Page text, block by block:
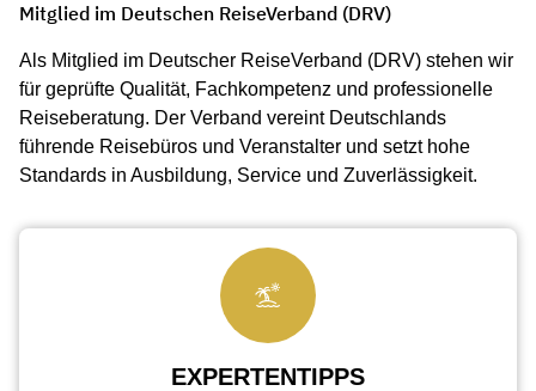
Mitglied im Deutschen ReiseVerband (DRV)
Als Mitglied im Deutscher ReiseVerband (DRV) stehen wir
für geprüfte Qualität, Fachkompetenz und professionelle
Reiseberatung. Der Verband vereint Deutschlands
führende Reisebüros und Veranstalter und setzt hohe
Standards in Ausbildung, Service und Zuverlässigkeit.
EXPERTENTIPPS